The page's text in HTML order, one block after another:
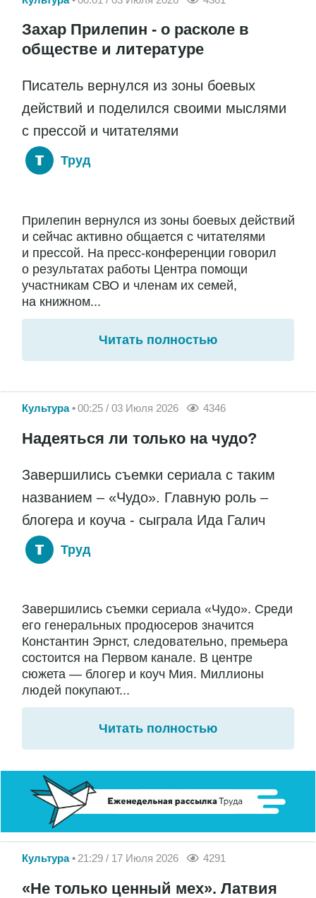
Захар Прилепин - о расколе в
обществе и литературе
Писатель вернулся из зоны боевых
действий и поделился своими мыслями
с прессой и читателями
Труд
Прилепин вернулся из зоны боевых действий
и сейчас активно общается с читателями
и прессой. На пресс-конференции говорил
о результатах работы Центра помощи
участникам СВО и членам их семей,
на книжном...
Читать полностью
Культура 00:25 / 03 Июля 2026 4346
Надеяться ли только на чудо?
Завершились съемки сериала с таким
названием – «Чудо». Главную роль –
блогера и коуча - сыграла Ида Галич
Труд
Завершились съемки сериала «Чудо». Среди
его генеральных продюсеров значится
Константин Эрнст, следовательно, премьера
состоится на Первом канале. В центре
сюжета — блогер и коуч Мия. Миллионы
людей покупают...
Читать полностью
Культура 21:29 / 17 Июля 2026 4291
«Не только ценный мех». Латвия